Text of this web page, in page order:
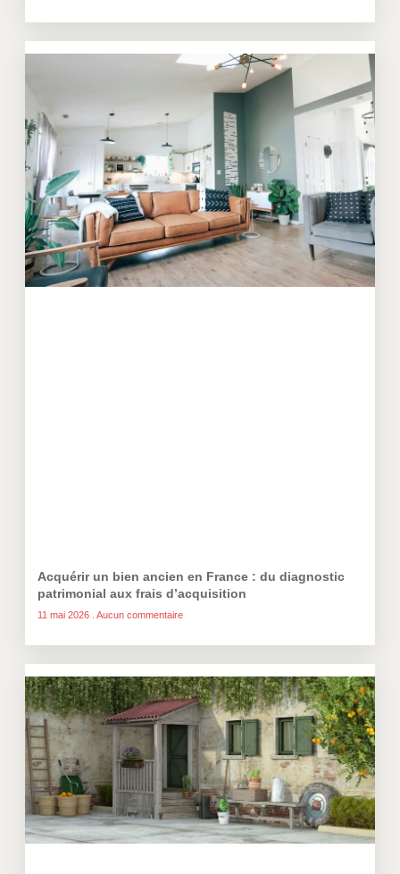
Acquérir un bien ancien en France : du diagnostic
patrimonial aux frais d’acquisition
11 mai 2026 Aucun commentaire